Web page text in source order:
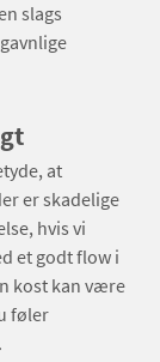
slags
at
er skadelige
hvis vi
et godt flow i
kost kan være
føler